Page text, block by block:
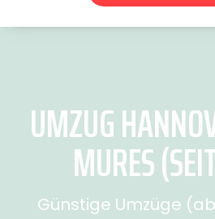
UMZUG
MURES
Günstige Umzüge